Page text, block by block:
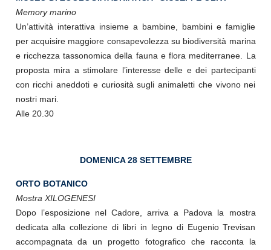
Memory marino
Un’attività interattiva insieme a bambine, bambini e famiglie
per acquisire maggiore consapevolezza su biodiversità marina
e ricchezza tassonomica della fauna e flora mediterranee. La
proposta mira a stimolare l’interesse delle e dei partecipanti
con ricchi aneddoti e curiosità sugli animaletti che vivono nei
nostri mari.
Alle 20.30
DOMENICA 28 SETTEMBRE
ORTO BOTANICO
Mostra XILOGENESI
Dopo l’esposizione nel Cadore, arriva a Padova la mostra
dedicata alla collezione di libri in legno di Eugenio Trevisan
accompagnata da un progetto fotografico che racconta la